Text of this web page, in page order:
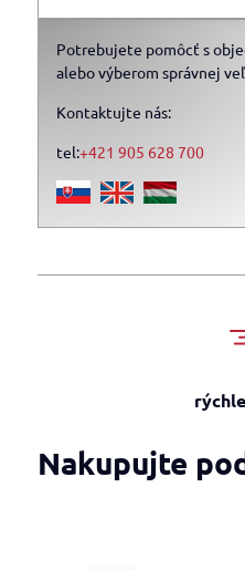
Potrebujete pomôcť s
alebo výberom správnej
Kontaktujte nás:
tel:+421 905 628 700
Nakupujte